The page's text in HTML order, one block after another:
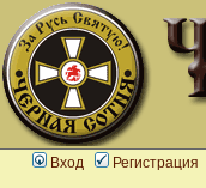
Вход Регистрация